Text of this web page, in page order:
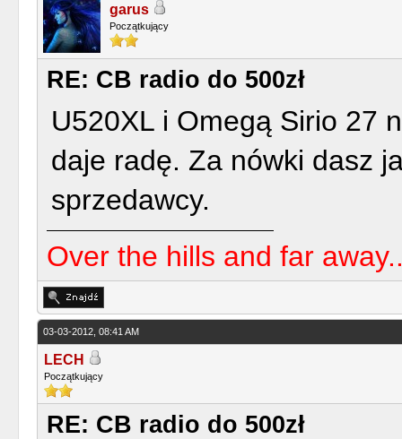
garus
Początkujący
RE: CB radio do 500zł
U520XL i Omegą Sirio 27
daje radę. Za nówki dasz
sprzedawcy.
Over the hills and far
03-03-2012, 08:41 AM
LECH
Początkujący
RE: CB radio do 500zł